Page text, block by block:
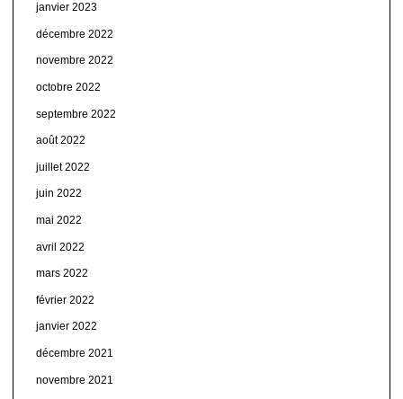
janvier 2023
décembre 2022
novembre 2022
octobre 2022
septembre 2022
août 2022
juillet 2022
juin 2022
mai 2022
avril 2022
mars 2022
février 2022
janvier 2022
décembre 2021
novembre 2021